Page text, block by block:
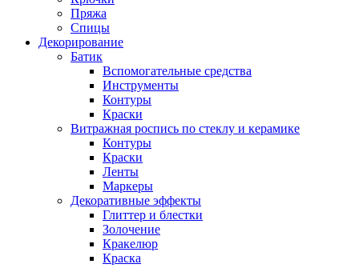
Пряжа
Спицы
Декорирование
Батик
Вспомогательные средства
Инструменты
Контуры
Краски
Витражная роспись по стеклу и керамике
Контуры
Краски
Ленты
Маркеры
Декоративные эффекты
Глиттер и блестки
Золочение
Кракелюр
Краска